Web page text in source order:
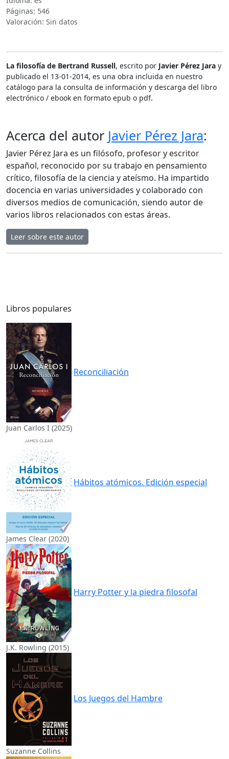
Páginas: 546
Valoración: Sin datos
La filosofía de Bertrand Russell, escrito por Javier Pérez Jara y
publicado el 13-01-2014, es una obra incluida en nuestro
catálogo para la consulta de información y descarga del libro
electrónico / ebook en formato epub o pdf.
Acerca del autor Javier Pérez Jara:
Javier Pérez Jara es un filósofo, profesor y escritor
español, reconocido por su trabajo en pensamiento
crítico, filosofía de la ciencia y ateísmo. Ha impartido
docencia en varias universidades y colaborado con
diversos medios de comunicación, siendo autor de
varios libros relacionados con estas áreas.
Leer sobre este autor
Libros populares
Reconciliación
Juan Carlos I (2025)
Hábitos atómicos. Edición especial
James Clear (2020)
Harry Potter y la piedra filosofal
J.K. Rowling (2015)
Los Juegos del Hambre
Suzanne Collins